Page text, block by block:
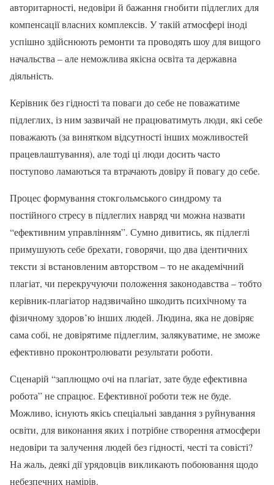
авторитарності, недовіри й бажання гнобити підлеглих для
компенсації власних комплексів. У такій атмосфері іноді
успішно здійснюють ремонти та проводять шоу для вищого
начальства – але неможлива якісна освіта та державна
діяльність.
Керівник без гідності та поваги до себе не поважатиме
підлеглих, із ним зазвичай не працюватимуть люди, які себе
поважають (за винятком відсутності інших можливостей
працевлаштування), але тоді ці люди досить часто
поступово ламаються та втрачають довіру й повагу до себе.
Процес формування стокгольмського синдрому та
постійного стресу в підлеглих навряд чи можна назвати
“ефективним управлінням”. Сумно дивитись, як підлеглі
примушують себе брехати, говорячи, що два ідентичних
тексти зі встановленим авторством – то не академічний
плагіат, чи перекручуючи положення законодавства – тобто
керівник-плагіатор надзвичайно шкодить психічному та
фізичному здоров’ю інших людей. Людина, яка не довіряє
сама собі, не довірятиме підлеглим, залякуватиме, не зможе
ефективно проконтролювати результати роботи.
Сценарій “заплющмо очі на плагіат, зате буде ефективна
робота” не спрацює. Ефективної роботи теж не буде.
Можливо, існують якісь спеціальні завдання з руйнування
освіти, для виконання яких і потрібне створення атмосфери
недовіри та залучення людей без гідності, честі та совісті?
На жаль, деякі дії урядовців викликають побоювання щодо
небезпечних намірів.